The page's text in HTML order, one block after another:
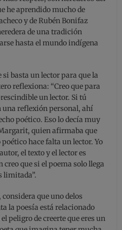
he aprendido mucho de
y de Rubén Bonifaz
de una tradición
hasta el mundo indígena
basta un lector para que la
reflexiona: “Creo que para
un lector. Si tú
una reflexión personal, ahí
poético. Eso lo decía muy
quien afirmaba que
hace falta un lector. Yo
el texto y el lector es
que si el poema solo llega
limitada”.
que uno delos
la poesía está relacionado
peligro de creerte que eres un